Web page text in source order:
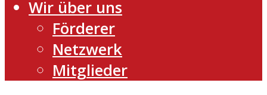
Wir über uns
Förderer
Netzwerk
Mitglieder